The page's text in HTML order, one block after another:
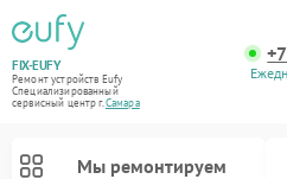
FIX-EUFY
Ремонт устройств Eufy
Специализированный
cервисный центр г.Самара
Мы ремонтируем